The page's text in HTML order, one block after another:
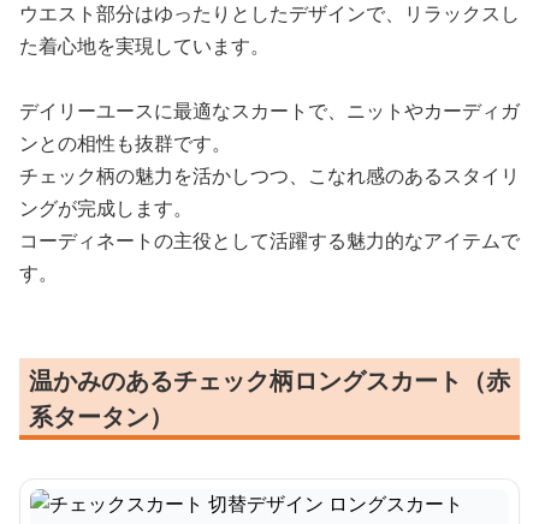
ウエスト部分はゆったりとしたデザインで、リラックスし
た着心地を実現しています。
デイリーユースに最適なスカートで、ニットやカーディガ
ンとの相性も抜群です。
チェック柄の魅力を活かしつつ、こなれ感のあるスタイリ
ングが完成します。
コーディネートの主役として活躍する魅力的なアイテムで
す。
温かみのあるチェック柄ロングスカート（赤
系タータン）